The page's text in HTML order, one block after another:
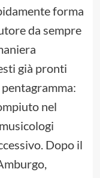
forma
da sempre
già pronti
nel
Dopo il